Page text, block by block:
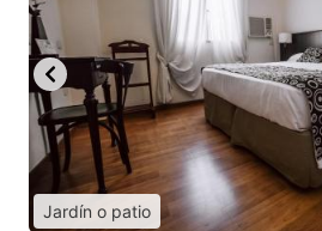
Jardín o patio